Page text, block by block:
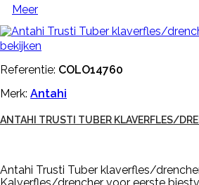
Meer
bekijken
Referentie: COLO14760
Merk: Antahi
ANTAHI TRUSTI TUBER KLAVERFLES/
Antahi Trusti Tuber klaverfles/